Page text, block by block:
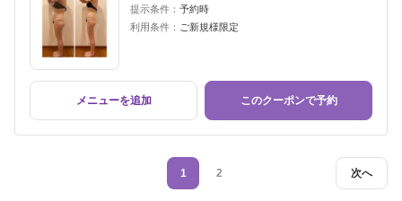
提示条件： 予約時
利用条件： ご新規様限定
メニューを追加 このクーポンで予約
次へ
1 2